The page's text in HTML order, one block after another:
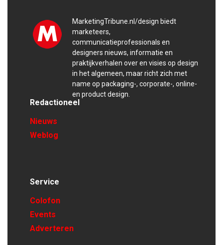
MarketingTribune.nl/design biedt
marketeers,
communicatieprofessionals en
designers nieuws, informatie en
praktijkverhalen over en visies op design
in het algemeen, maar richt zich met
name op packaging-, corporate-, online-
en product design.
Redactioneel
Nieuws
Weblog
Service
Colofon
Events
Adverteren